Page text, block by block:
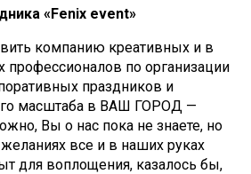
«Fenix event»
компанию креативных и в
по организации
праздников и
масштаба в ВАШ ГОРОД —
Вы о нас пока не знаете, но
все и в наших руках
для воплощения, казалось бы,